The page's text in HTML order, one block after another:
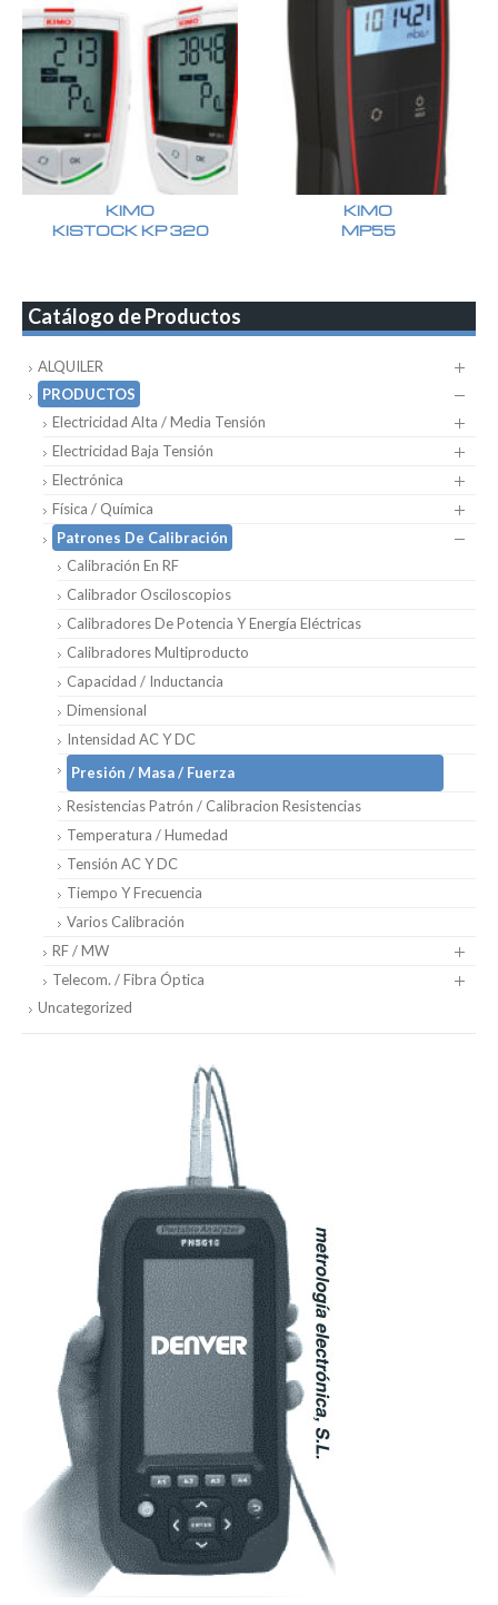
KIMO
KISTOCK KP 320
KIMO
MP55
Catálogo de Productos
ALQUILER
PRODUCTOS
Electricidad Alta / Media Tensión
Electricidad Baja Tensión
Electrónica
Física / Química
Patrones De Calibración
Calibración En RF
Calibrador Osciloscopios
Calibradores De Potencia Y Energía Eléctricas
Calibradores Multiproducto
Capacidad / Inductancia
Dimensional
Intensidad AC Y DC
Presión / Masa / Fuerza
Resistencias Patrón / Calibracion Resistencias
Temperatura / Humedad
Tensión AC Y DC
Tiempo Y Frecuencia
Varios Calibración
RF / MW
Telecom. / Fibra Óptica
Uncategorized